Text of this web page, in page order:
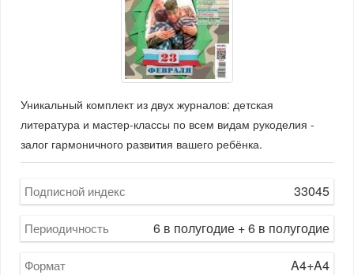
Уникальный комплект из двух журналов: детская
литература и мастер-классы по всем видам рукоделия -
залог гармоничного развития вашего ребёнка.
Подписной индекс 33045
Периодичность 6 в полугодие + 6 в полугодие
Формат A4+A4